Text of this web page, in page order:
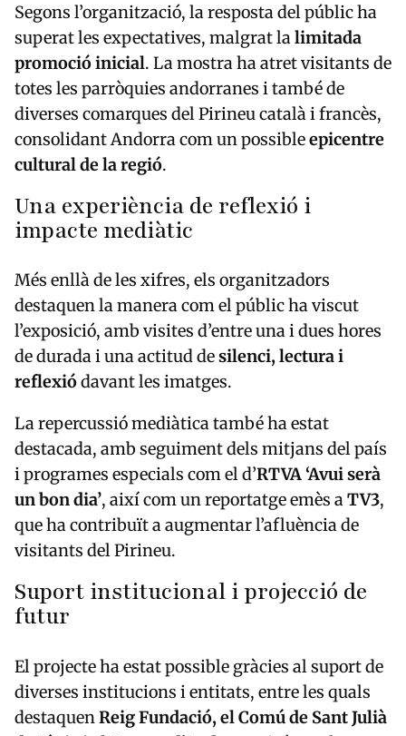
Segons l’organització, la resposta del públic ha
superat les expectatives, malgrat la limitada
promoció inicial. La mostra ha atret visitants de
totes les parròquies andorranes i també de
diverses comarques del Pirineu català i francès,
consolidant Andorra com un possibleepicentre
cultural de la regió.
Una experiència de reflexió i
impacte mediàtic
Més enllà de les xifres, els organitzadors
destaquen la manera com el públic ha viscut
l’exposició, amb visites d’entre una i dues hores
de durada i una actitud desilenci, lectura i
reflexiódavant les imatges.
La repercussió mediàtica també ha estat
destacada, amb seguiment dels mitjans del país
i programes especials com el d’RTVA ‘Avui serà
un bon dia’, així com un reportatge emès aTV3,
que ha contribuït a augmentar l’afluència de
visitants del Pirineu.
Suport institucional i projecció de
futur
El projecte ha estat possible gràcies al suport de
diverses institucions i entitats, entre les quals
destaquen Reig Fundació, el Comú de Sant Julià